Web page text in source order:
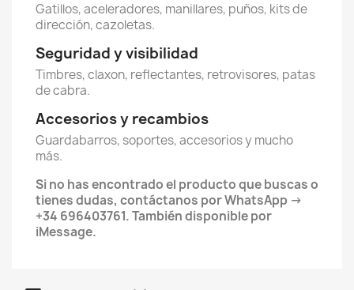
Gatillos, aceleradores, manillares, puños, kits de
dirección, cazoletas.
Seguridad y visibilidad
Timbres, claxon, reflectantes, retrovisores, patas
de cabra.
Accesorios y recambios
Guardabarros, soportes, accesorios y mucho
más.
Si no has encontrado el producto que buscas o
tienes dudas, contáctanos por WhatsApp →
+34 696403761. También disponible por
iMessage.